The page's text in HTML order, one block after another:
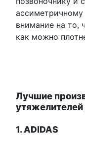
внимание на то,
как можно
Лучшие
1. ADIDAS